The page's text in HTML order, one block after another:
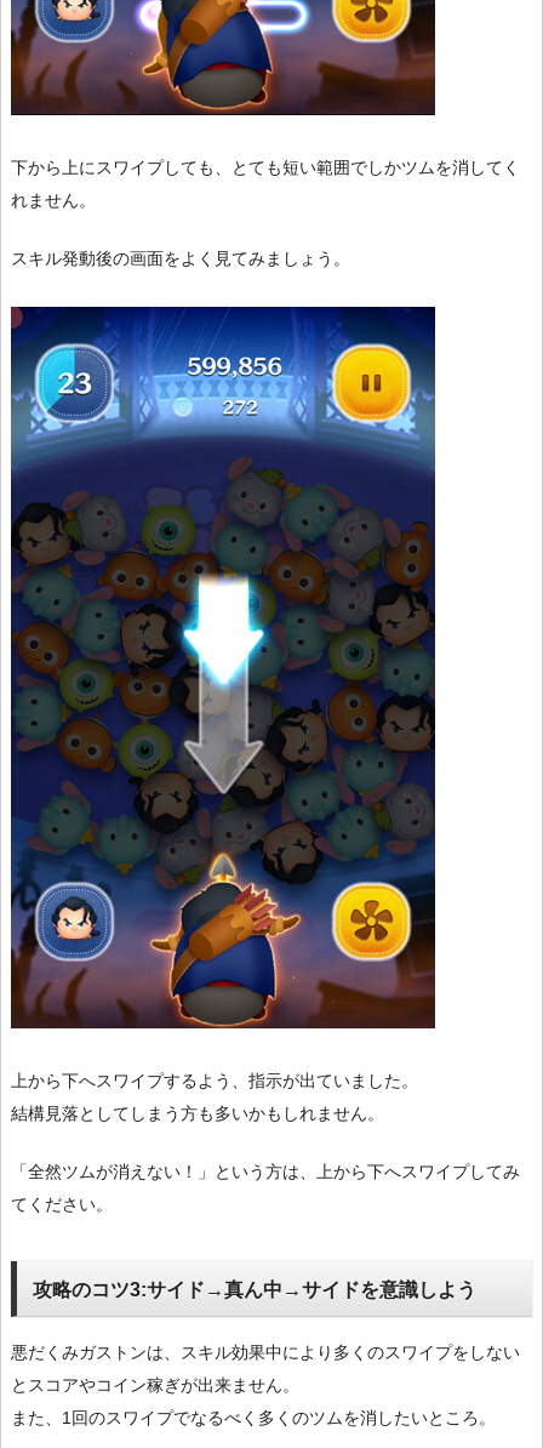
下から上にスワイプしても、とても短い範囲でしかツムを消してく
れません。
スキル発動後の画面をよく見てみましょう。
上から下へスワイプするよう、指示が出ていました。
結構見落としてしまう方も多いかもしれません。
「全然ツムが消えない！」という方は、上から下へスワイプしてみ
てください。
攻略のコツ3:サイド→真ん中→サイドを意識しよう
悪だくみガストンは、スキル効果中により多くのスワイプをしない
とスコアやコイン稼ぎが出来ません。
また、1回のスワイプでなるべく多くのツムを消したいところ。